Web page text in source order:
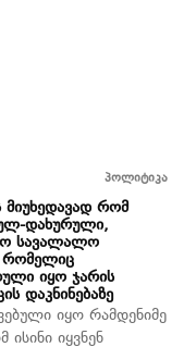
პოლიტიკა
რომ
დახურული,
სავალალო
რომელიც
იყო ჯარის
დაკნინებაზე
იყო რამდენიმე
იყვნენ